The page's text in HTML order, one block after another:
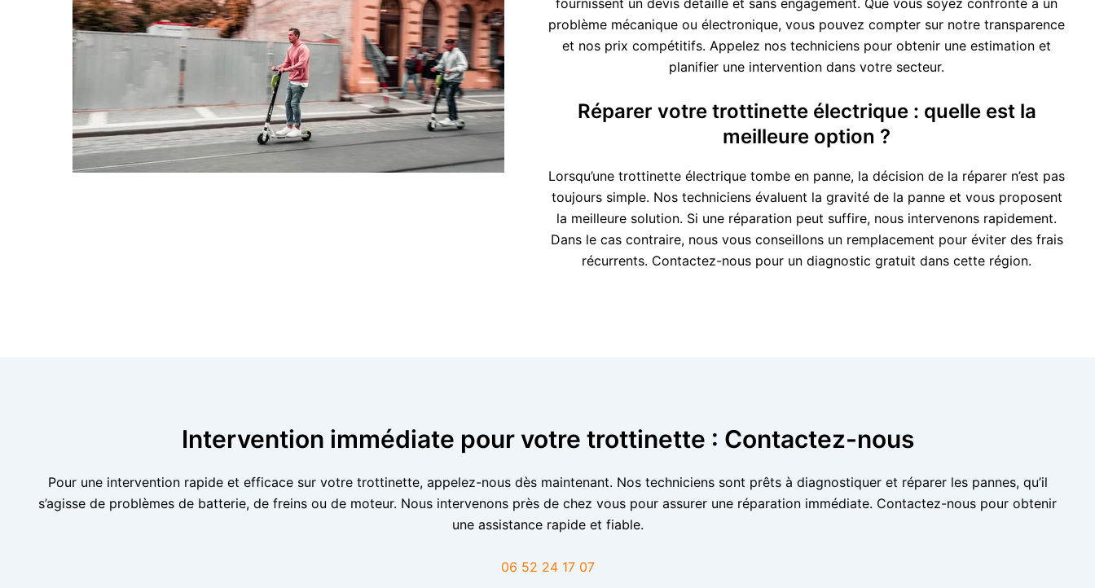
fournissent un devis détaillé et sans engagement. Que vous soyez confronté à un
problème mécanique ou électronique, vous pouvez compter sur notre transparence
et nos prix compétitifs. Appelez nos techniciens pour obtenir une estimation et
planifier une intervention dans votre secteur.
Réparer votre trottinette électrique : quelle est la
meilleure option ?
Lorsqu’une trottinette électrique tombe en panne, la décision de la réparer n’est pas
toujours simple. Nos techniciens évaluent la gravité de la panne et vous proposent
la meilleure solution. Si une réparation peut suffire, nous intervenons rapidement.
Dans le cas contraire, nous vous conseillons un remplacement pour éviter des frais
récurrents. Contactez-nous pour un diagnostic gratuit dans cette région.
Intervention immédiate pour votre trottinette : Contactez-nous
Pour une intervention rapide et efficace sur votre trottinette, appelez-nous dès maintenant. Nos techniciens sont prêts à diagnostiquer et réparer les pannes, qu’il
s’agisse de problèmes de batterie, de freins ou de moteur. Nous intervenons près de chez vous pour assurer une réparation immédiate. Contactez-nous pour obtenir
une assistance rapide et fiable.
06 52 24 17 07